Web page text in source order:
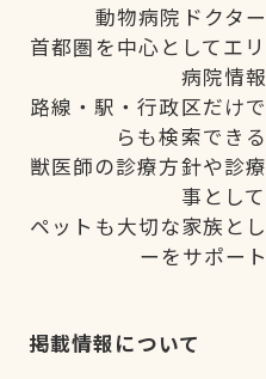
動物病院ドクタ
首都圏を中心としてエ
病院情
路線・駅・行政区だけ
らも検索でき
獣医師の診療方針や診
事とし
ペットも大切な家族と
ーをサポー
掲載情報について